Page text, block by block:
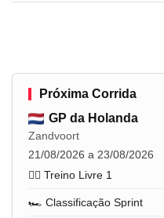
Próxima Corrida
GP da Holanda
Zandvoort
21/08/2026 a 23/08/2026
🏋️‍♂️ Treino Livre 1
🏎️ Classificação Sprint